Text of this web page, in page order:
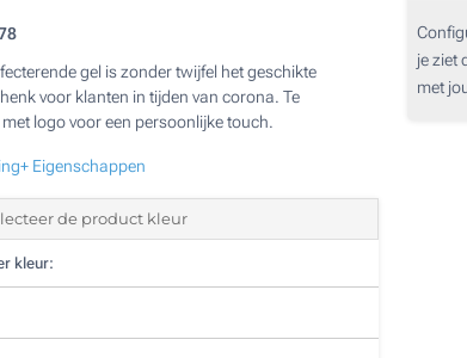
gel is zonder twijfel het geschikte
voor klanten in tijden van corona. Te
logo voor een persoonlijke touch.
+ Eigenschappen
de product kleur
kleur:
je ziet
met